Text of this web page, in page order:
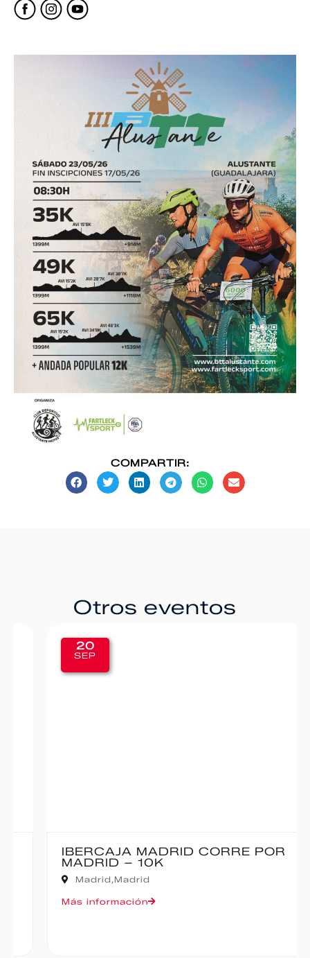
COMPARTIR:
Otros eventos
IBERCAJA MADRID CORRE POR
MADRID – 10K
Madrid,Madrid
Más información